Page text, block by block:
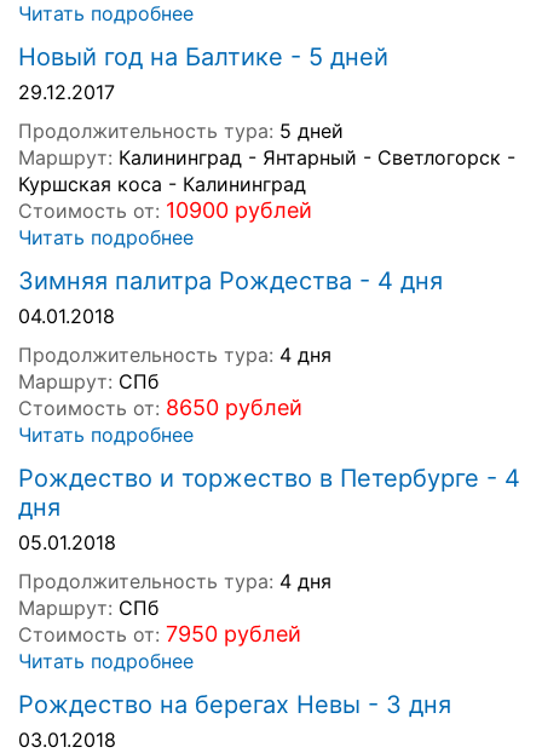
Читать подробнее
Новый год на Балтике - 5 дней
29.12.2017
Продолжительность тура: 5 дней
Маршрут: Калининград - Янтарный - Светлогорск -
Куршская коса - Калининград
Стоимость от: 10900 рублей
Читать подробнее
Зимняя палитра Рождества - 4 дня
04.01.2018
Продолжительность тура: 4 дня
Маршрут: СПб
Стоимость от: 8650 рублей
Читать подробнее
Рождество и торжество в Петербурге - 4
дня
05.01.2018
Продолжительность тура: 4 дня
Маршрут: СПб
Стоимость от: 7950 рублей
Читать подробнее
Рождество на берегах Невы - 3 дня
03.01.2018